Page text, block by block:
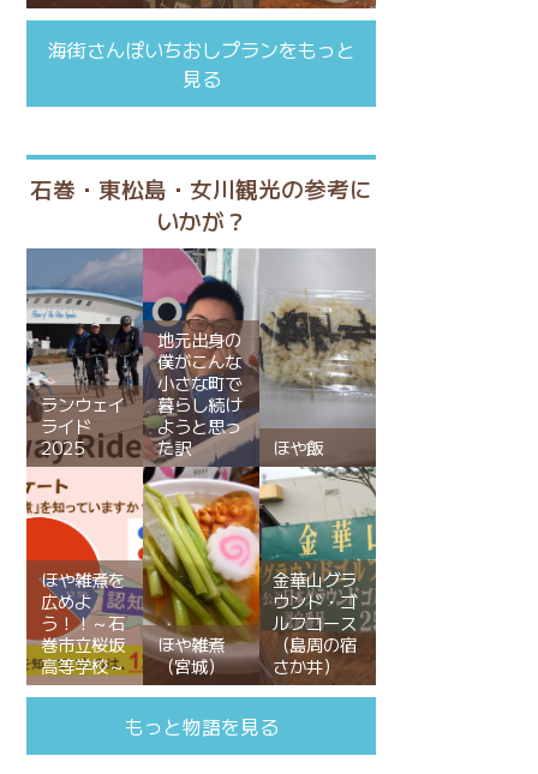
海街さんぽいちおしプランをもっと
見る
石巻・東松島・女川観光の参考に
いかが？
ランウェイ
ライド
2025
地元出身の
僕がこんな
小さな町で
暮らし続け
ようと思っ
た訳
ほや飯
ほや雑煮を
広めよ
う！！～石
巻市立桜坂
高等学校～
ほや雑煮
（宮城）
金華山グラ
ウンド・ゴ
ルフコース
（島周の宿
さか井）
もっと物語を見る